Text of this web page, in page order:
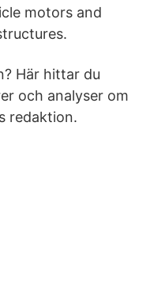
motors and
Här hittar du
och analyser om
redaktion.